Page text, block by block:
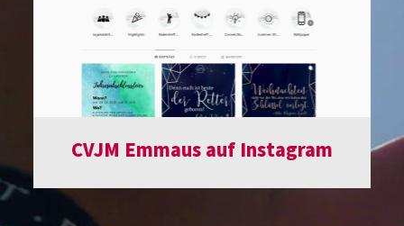
CVJM Emmaus auf Instagram